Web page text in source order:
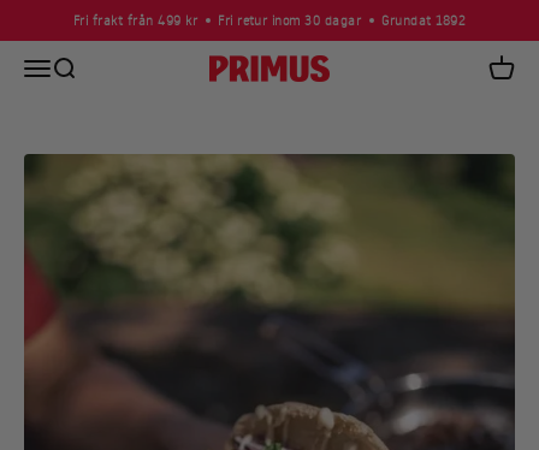
Hoppa till innehållet
Fri frakt från 499 kr Fri retur inom 30 dagar Grundat 1892
Öppna navigeringsmenyn
Öppna sök Primus